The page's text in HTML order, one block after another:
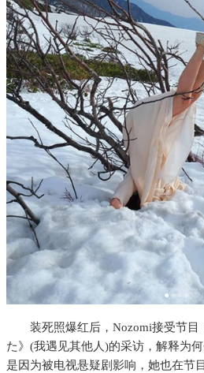
装死照爆红后，Nozomi接受节
た》(我遇见其他人)的采访，解释为
是因为被电视悬疑剧影响，她也在节